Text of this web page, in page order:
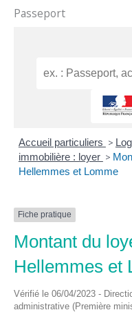
Passeport
Accueil particuliers >
immobilière : loyer >
Hellemmes et Lomme
Fiche pratique
Montant du
Hellemmes et
Vérifié le 06/04/2023 -
administrative (Première